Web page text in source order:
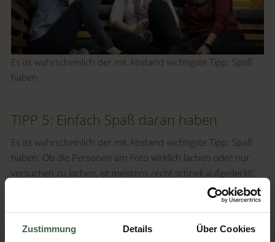
Zustimmung Details Über Cookies
Es ist wahrscheinlich der mit Abstand wichtigste Tipp: Spaß
haben
TIPP 5: Einfach Spaß daran haben
Es ist wahrscheinlich der mit Abstand wichtigste Tipp: Spaß
haben. Ob die Personen am Foto wirklich lachen oder nur
versuchen zu lachen, ist meistens recht schnell aufgedeckt!
Am wichtigsten an den Fotos ist, dass die (hoffentlich) gute
Weihnachtsstimmung transportiert wird. Also Cheeeeese!